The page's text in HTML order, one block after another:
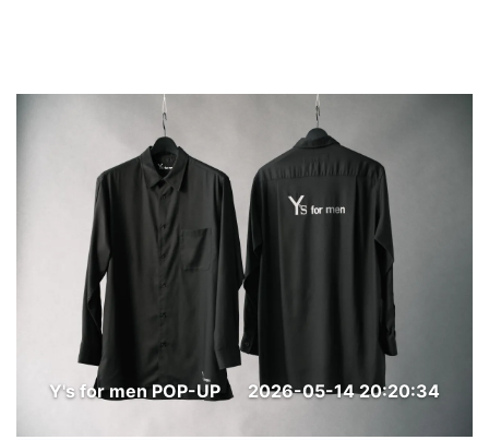
Y's for men POP-UP 2026-05-14 20:20:34